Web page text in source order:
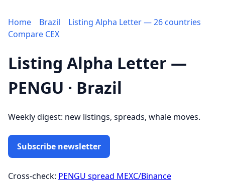
Home Brazil
Listing Alpha Letter — 26 countries
Compare CEX
Listing Alpha Letter —
PENGU · Brazil
Weekly digest: new listings, spreads, whale moves.
Subscribe newsletter
Cross-check: PENGU spread MEXC/Binance